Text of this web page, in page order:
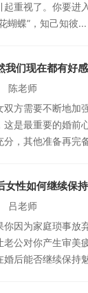
起重视了。你要进
蝴蝶”，知己知彼...
我们现在都有好
陈老师
双方需要不断地加
这是最重要的婚前
分，其他准备再完
女性如何继续保
吕老师
你因为家庭琐事放
老公对你产生审美
婚后能否继续保持